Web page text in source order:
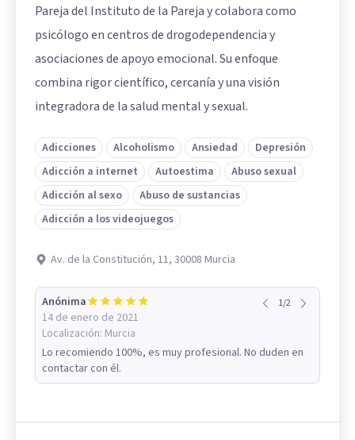
Pareja del Instituto de la Pareja y colabora como
psicólogo en centros de drogodependencia y
asociaciones de apoyo emocional. Su enfoque
combina rigor científico, cercanía y una visión
integradora de la salud mental y sexual.
Adicciones Alcoholismo Ansiedad
Depresión
Adicción a internet
Autoestima
Abuso sexual
Adicción al sexo
Abuso de sustancias
Adicción a los videojuegos
Av. de la Constitución, 11, 30008 Murcia
Anónima
14 de enero de 2021
Localización: Murcia
1/2
Lo recomiendo 100%, es muy profesional. No duden en
contactar con él.